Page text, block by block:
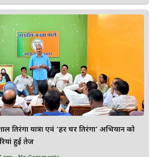
तिरंगा यात्रा एवं ‘हर घर तिरंगा’ अभियान को
हुई तेज